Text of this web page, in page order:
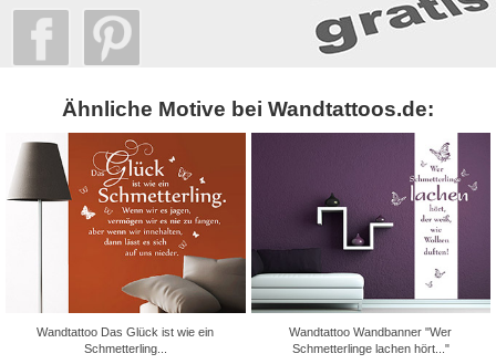
Ähnliche Motive bei Wandtattoos.de:
Wandtattoo Das Glück ist wie ein
Schmetterling...
Wandtattoo Wandbanner "Wer
Schmetterlinge lachen hört..."